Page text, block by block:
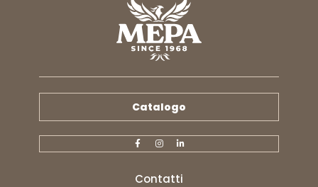
Catalogo
Contatti